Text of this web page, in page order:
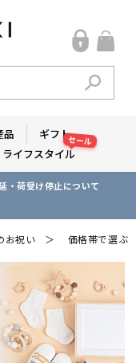
品
ギフト
ライフスタイル
セール
・荷受け停止について
イント プレゼント！
お祝い ＞ 価格帯で選ぶ